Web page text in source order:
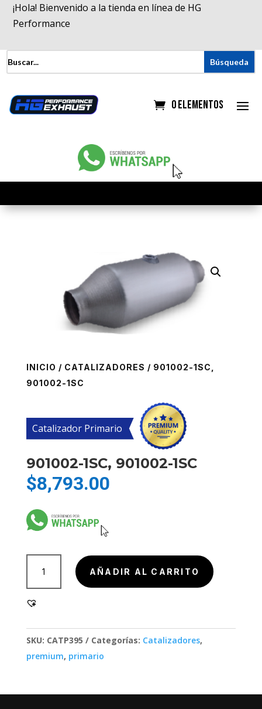
¡Hola! Bienvenido a la tienda en línea de HG
Performance
0 elementos
INICIO / CATALIZADORES / 901002-1SC,
901002-1SC
Catalizador Primario
901002-1SC, 901002-1SC
$8,793.00
901002-
1SC
cantidad
AÑADIR AL CARRITO
SKU: CATP395 Categorías: Catalizadores,
premium, primario